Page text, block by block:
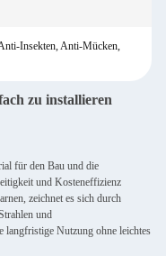
Insekten, Anti-Mücken,
zu installieren
für den Bau und die
und Kosteneffizienz
zeichnet es sich durch
und
langfristige Nutzung ohne leichtes